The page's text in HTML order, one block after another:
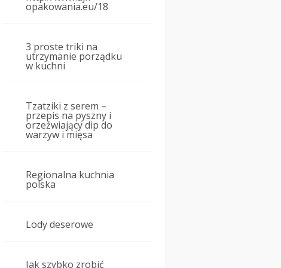
opakowania.eu/18
3 proste triki na
utrzymanie porządku
w kuchni
Tzatziki z serem –
przepis na pyszny i
orzeźwiający dip do
warzyw i mięsa
Regionalna kuchnia
polska
Lody deserowe
Jak szybko zrobić